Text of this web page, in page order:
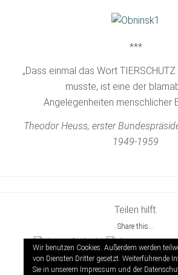
Wir benutzen Cookies. Außerdem werden
von Diensten Dritter gesetzt. Weiterführende
Sie in unserem Impressum und der
***
„Dass einmal das Wort
musste, ist eine der
Angelegenheiten menschlicher
Theodor Heuss, erster
1949-1959
Teilen hilft:
Share this...